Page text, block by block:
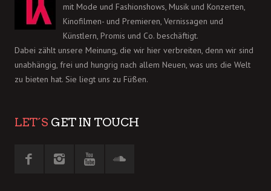
mit Mode und Fashionshows, Musik und Konzerten,
Kinofilmen- und Premieren, Vernissagen und
Künstlern, Promis und Co. beschäftigt.
Dabei zählt unsere Meinung, die wir hier verbreiten, denn wir sind
unabhängig, frei und hungrig nach allem Neuen, was uns die Welt
zu bieten hat. Sie liegt uns zu Füßen.
LET´S GET IN TOUCH